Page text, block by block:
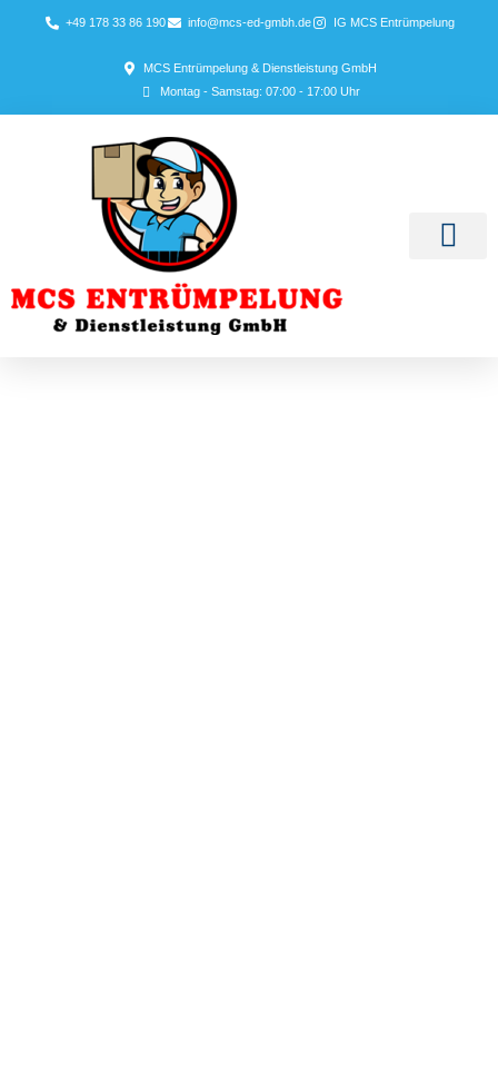
+49 178 33 86 190 info@mcs-ed-gmbh.de IG MCS Entrümpelung
MCS Entrümpelung & Dienstleistung GmbH
Montag - Samstag: 07:00 - 17:00 Uhr